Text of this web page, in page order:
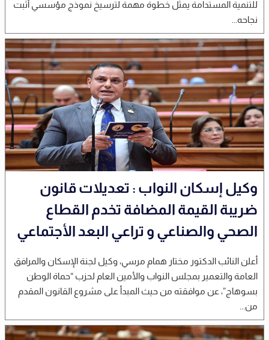
للتنمية المستدامة يمثل خطوة مهمة لترسيخ نموذج مؤسسي أثبت
نجاحه...
وكيل إسكان النواب : تعديلات قانون
ضريبة القيمة المضافة تخدم القطاع
الصحي والصناعي و تراعي البعد الأجتماعي
أعلن النائب الدكتور مختار همام مرسي، وكيل لجنة الإسكان والمرافق
العامة والتعمير بمجلس النواب والأمين العام لحزب “حماة الوطن
بسوهاج”، عن موافقته من حيث المبدأ على مشروع القانون المقدم
من...